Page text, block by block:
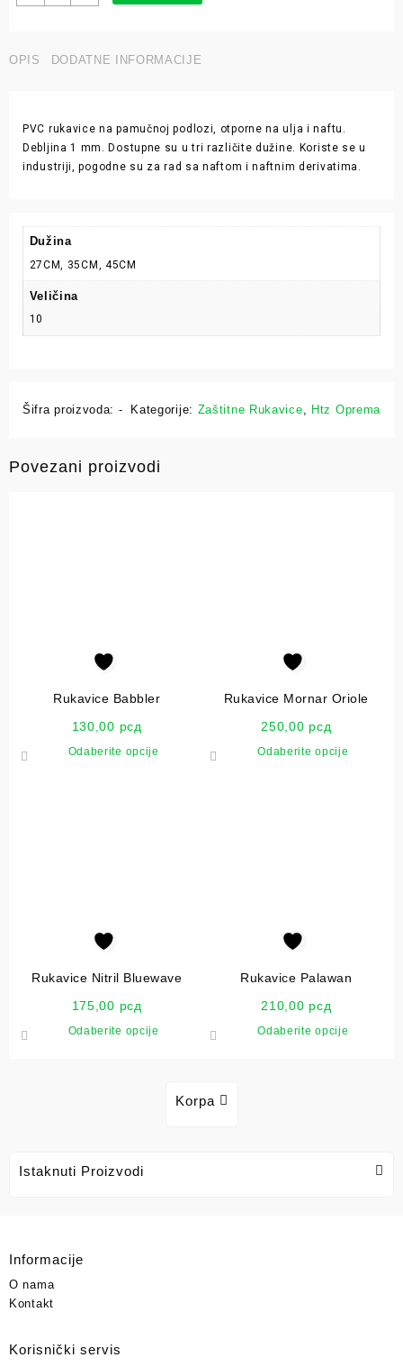
Korpa
OPIS DODATNE INFORMACIJE
PVC rukavice na pamučnoj podlozi, otporne na ulja i naftu.
Debljina 1 mm. Dostupne su u tri različite dužine. Koriste se u
industriji, pogodne su za rad sa naftom i naftnim derivatima.
Dužina
27CM, 35CM, 45CM
Veličina
10
Šifra proizvoda: - Kategorije: Zaštitne Rukavice Htz Oprema
Povezani proizvodi
Rukavice Babbler
130,00 рсд
Odaberite opcije
Rukavice Mornar Oriole
250,00 рсд
Odaberite opcije
Rukavice Nitril Bluewave
175,00 рсд
Odaberite opcije
Rukavice Palawan
210,00 рсд
Odaberite opcije
Istaknuti Proizvodi
Informacije
O nama
Kontakt
Korisnički servis